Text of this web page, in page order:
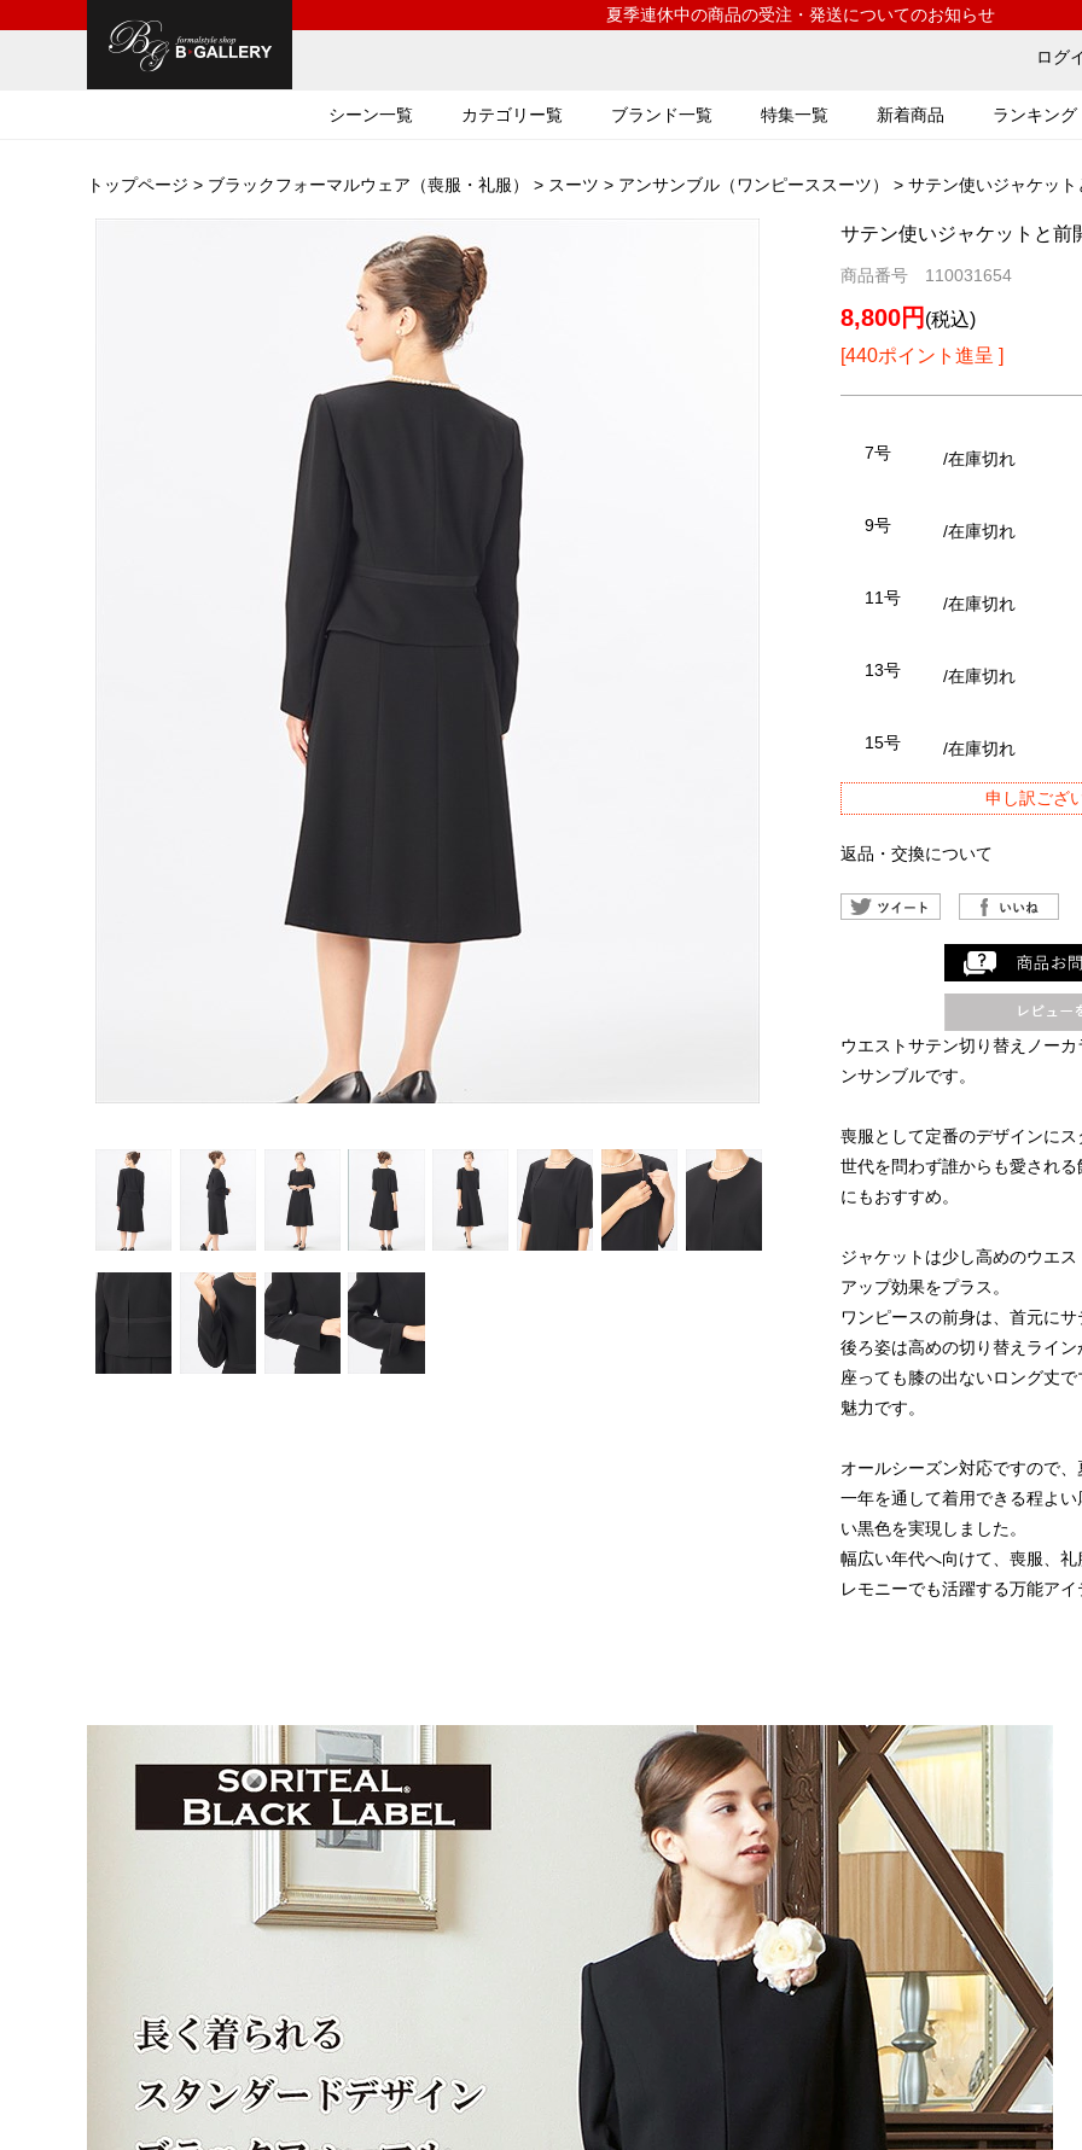
夏季連休中の商品の受注・発送についてのお知らせ
ログ
シーン一覧 カテゴリー覧 ブランド一覧 特集一覧 新着商品 ランキング
トップページ > ブラックフォーマルウェア（喪服・礼服） > スーツ > アンサンブル（ワンピーススーツ） > サテン使いジャケッ
サテン使いジャケットと前
商品番号 110031654
8,800円 (税込)
[440ポイント進呈 ]
7号 /在庫切れ
9号 /在庫切れ
11号 /在庫切れ
13号 /在庫切れ
15号 /在庫切れ
申し訳ござ
返品・交換について
ウエストサテン切り替えノー
ンサンブルです。
喪服として定番のデザインに
世代を問わず誰からも愛され
にもおすすめ。
ジャケットは少し高めのウエ
アップ効果をプラス。
ワンピースの前身は、首元に
後ろ姿は高めの切り替えライ
座っても膝の出ないロング丈
魅力です。
オールシーズン対応ですので
一年を通して着用できる程よ
い黒色を実現しました。
幅広い年代へ向けて、喪服、
レモニーでも活躍する万能ア